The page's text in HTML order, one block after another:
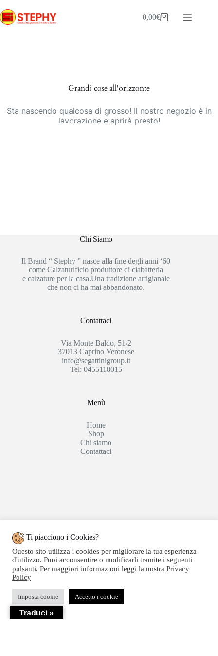
al
contenuto
Carrello
0,00€
Grandi cose all'orizzonte
Sta nascendo qualcosa di grosso! Il nostro negozio è in
lavorazione e aprirà presto!
Chi Siamo
Il Brand “ Stephy ” nasce alla fine degli anni ‘60
come Calzaturificio produttore di ciabatteria
e calzature per la casa.Una tradizione artigianale
che non ci ha mai abbandonato.
Contattaci
Via Monte Baldo, 51/2
37013 Caprino Veronese
info@segattinigroup.it
Tel: 0455118015
Menù
Home
Shop
Chi siamo
Contattaci
Copyright © 2020 SEGATTINI GROUP SRL - Web
powered by Dylog Italia S.p.a. - P.IVA 04550820239
Privacy
Ti piacciono i Cookies?
Questo sito utilizza i cookies per migliorare la tua esperienza
d'utilizzo. Puoi acconsentire o modificarli tramite i seguenti
pulsanti. Per maggiori informazioni leggi la nostra Privacy
Policy
Imposta cookie Accetto i cookie
Traduci »